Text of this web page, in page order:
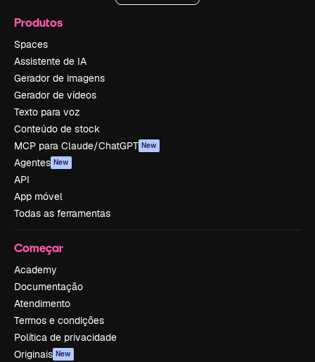
Produtos
Spaces
Assistente de IA
Gerador de imagens
Gerador de vídeos
Texto para voz
Conteúdo de stock
MCP para Claude/ChatGPT New
Agentes New
API
App móvel
Todas as ferramentas
Começar
Academy
Documentação
Atendimento
Termos e condições
Política de privacidade
Originais New